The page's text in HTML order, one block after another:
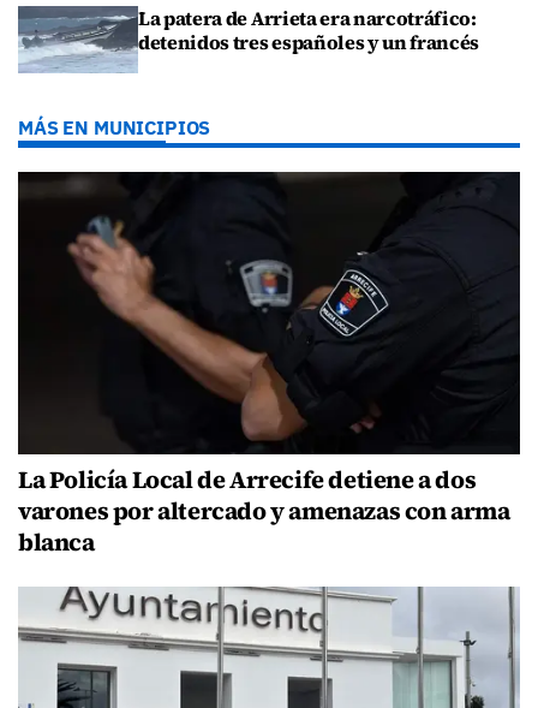
La patera de Arrieta era narcotráfico:
detenidos tres españoles y un francés
MÁS EN MUNICIPIOS
La Policía Local de Arrecife detiene a dos
varones por altercado y amenazas con arma
blanca